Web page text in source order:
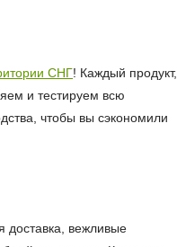
СНГ! Каждый продукт,
и тестируем всю
чтобы вы сэкономили
доставка, вежливые